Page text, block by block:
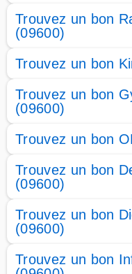
Trouvez un bon
(09600)
Trouvez un bon
Trouvez un bon
(09600)
Trouvez un bon
Trouvez un bon
(09600)
Trouvez un bon
(09600)
Trouvez un bon